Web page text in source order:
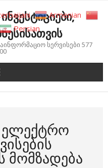
სერვისები 577
ᲔᲚᲔᲥᲢᲠᲝ
ᲛᲝᲛᲖᲐᲓᲔᲑᲐ
Armenian
Persian